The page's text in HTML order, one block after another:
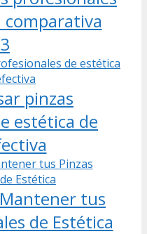
comparativa
pinzas
estética de
tus
de Estética